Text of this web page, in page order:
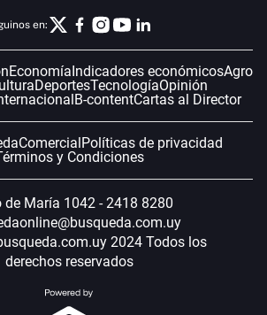
en:
EconomíaIndicadores económicosAgro
DeportesTecnologíaOpinión
B-contentCartas al Director
ComercialPolíticas de privacidad
y Condiciones
de María 1042 - 2418 8280
2024 Todos los
derechos reservados